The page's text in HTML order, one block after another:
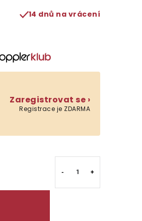
14 dnů na vrácení
Zaregistrovat se ›
Registrace je ZDARMA